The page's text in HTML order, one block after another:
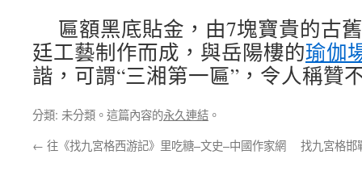
匾額黑底貼金，由7塊寶貴的古
廷工藝制作而成，與岳陽樓的瑜伽
諧，可謂“三湘第一匾”，令人稱贊
分類: 未分類。這篇內容的永久連結 。
← 往《找九宮格西游記》里吃糖–文史–中國作家網 找九宮格邯